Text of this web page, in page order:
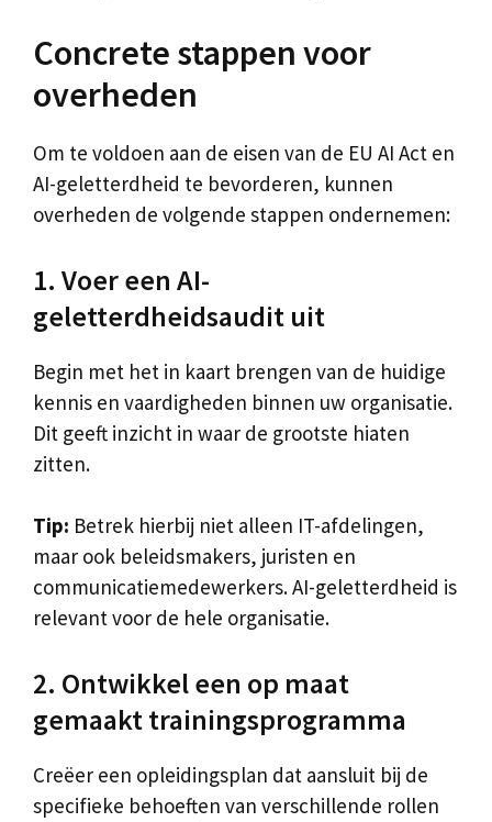
Concrete stappen voor
overheden
Om te voldoen aan de eisen van de EU AI Act en
AI-geletterdheid te bevorderen, kunnen
overheden de volgende stappen ondernemen:
1. Voer een AI-
geletterdheidsaudit uit
Begin met het in kaart brengen van de huidige
kennis en vaardigheden binnen uw organisatie.
Dit geeft inzicht in waar de grootste hiaten
zitten.
Tip: Betrek hierbij niet alleen IT-afdelingen,
maar ook beleidsmakers, juristen en
communicatiemedewerkers. AI-geletterdheid is
relevant voor de hele organisatie.
2. Ontwikkel een op maat
gemaakt trainingsprogramma
Creëer een opleidingsplan dat aansluit bij de
specifieke behoeften van verschillende rollen